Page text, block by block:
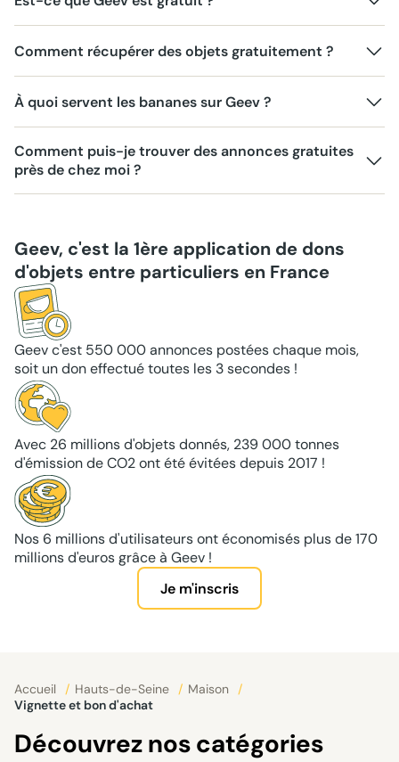
Comment récupérer des objets gratuitement ?
À quoi servent les bananes sur Geev ?
Comment puis-je trouver des annonces gratuites
près de chez moi ?
Geev, c'est la 1ère application de dons
d'objets entre particuliers en France
Geev c'est 550 000 annonces postées chaque mois,
soit un don effectué toutes les 3 secondes !
Avec 26 millions d'objets donnés, 239 000 tonnes
d'émission de CO2 ont été évitées depuis 2017 !
Nos 6 millions d'utilisateurs ont économisés plus de 170
millions d'euros grâce à Geev !
Je m'inscris
Accueil / Hauts-de-Seine / Maison
/
Vignette et bon d'achat
Découvrez nos catégories